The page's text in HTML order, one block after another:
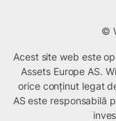
©
Acest site web este
Assets Europe AS.
orice conținut legat
AS este responsabilă